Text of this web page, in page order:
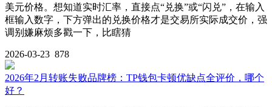
美元价格。想知道实时汇率，直接点“兑换”或“闪兑”，在输入
框输入数字，下方弹出的兑换价格才是交易所实际成交价，强
调别嫌麻烦多戳一下，比瞎猜
2026-03-23 878
2026年2月转账失败品牌榜：TP钱包卡顿优缺点全评价，哪个
好？